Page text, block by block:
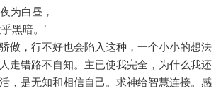
为白昼，
黑暗。’
傲，行不好也会陷入这种，一个小小的想法
走错路不自知。主已使我完全，为什么我还
，是无知和相信自己。求神给智慧连接。感